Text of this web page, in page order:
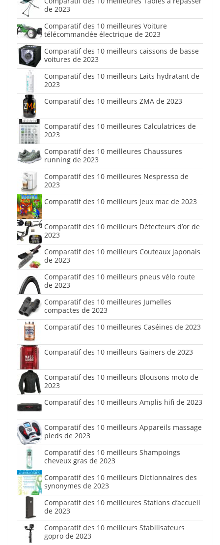
de 2023
Comparatif des 10 meilleures Voiture
télécommandée électrique de 2023
Comparatif des 10 meilleurs caissons de basse
voitures de 2023
Comparatif des 10 meilleurs Laits hydratant de
2023
Comparatif des 10 meilleurs ZMA de 2023
Comparatif des 10 meilleures Calculatrices de
2023
Comparatif des 10 meilleures Chaussures
running de 2023
Comparatif des 10 meilleures Nespresso de
2023
Comparatif des 10 meilleurs Jeux mac de 2023
Comparatif des 10 meilleurs Détecteurs d’or de
2023
Comparatif des 10 meilleurs Couteaux japonais
de 2023
Comparatif des 10 meilleurs pneus vélo route
de 2023
Comparatif des 10 meilleures Jumelles
compactes de 2023
Comparatif des 10 meilleures Caséines de 2023
Comparatif des 10 meilleurs Gainers de 2023
Comparatif des 10 meilleurs Blousons moto de
2023
Comparatif des 10 meilleurs Amplis hifi de 2023
Comparatif des 10 meilleurs Appareils massage
pieds de 2023
Comparatif des 10 meilleurs Shampoings
cheveux gras de 2023
Comparatif des 10 meilleurs Dictionnaires des
synonymes de 2023
Comparatif des 10 meilleures Stations d’accueil
de 2023
Comparatif des 10 meilleurs Stabilisateurs
gopro de 2023